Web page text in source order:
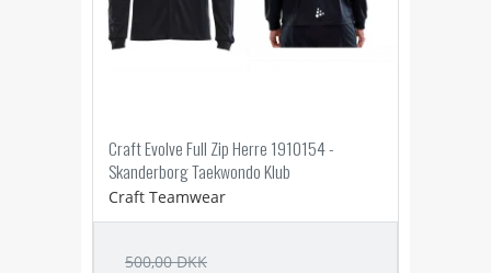
Craft Evolve Full Zip Herre 1910154 -
Skanderborg Taekwondo Klub
Craft Teamwear
500,00 DKK